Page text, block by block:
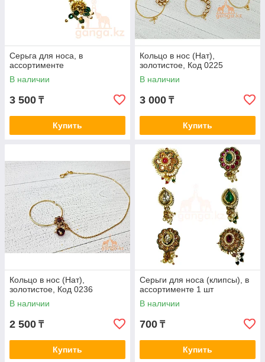
Серьга для носа, в
ассортименте
В наличии
3 500 ₸
Купить
Кольцо в нос (Нат),
золотистое, Код 0225
В наличии
3 000 ₸
Купить
Кольцо в нос (Нат),
золотистое, Код 0236
В наличии
2 500 ₸
Купить
Серьги для носа (клипсы), в
ассортименте 1 шт
В наличии
700 ₸
Купить